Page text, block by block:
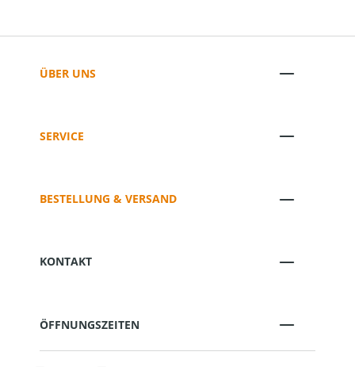
ÜBER UNS
SERVICE
BESTELLUNG & VERSAND
KONTAKT
ÖFFNUNGSZEITEN